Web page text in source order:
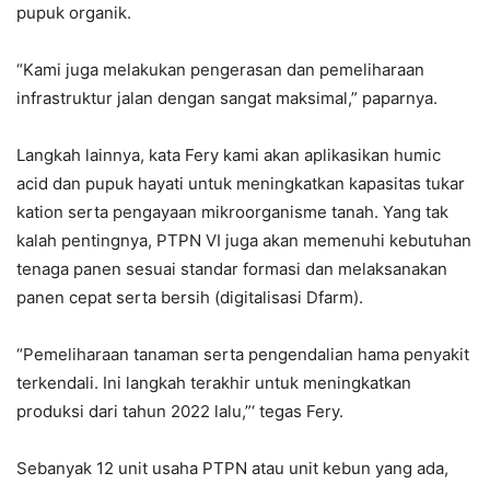
pupuk organik.
“Kami juga melakukan pengerasan dan pemeliharaan
infrastruktur jalan dengan sangat maksimal,” paparnya.
Langkah lainnya, kata Fery kami akan aplikasikan humic
acid dan pupuk hayati untuk meningkatkan kapasitas tukar
kation serta pengayaan mikroorganisme tanah. Yang tak
kalah pentingnya, PTPN VI juga akan memenuhi kebutuhan
tenaga panen sesuai standar formasi dan melaksanakan
panen cepat serta bersih (digitalisasi Dfarm).
“Pemeliharaan tanaman serta pengendalian hama penyakit
terkendali. Ini langkah terakhir untuk meningkatkan
produksi dari tahun 2022 lalu,”‘ tegas Fery.
Sebanyak 12 unit usaha PTPN atau unit kebun yang ada,